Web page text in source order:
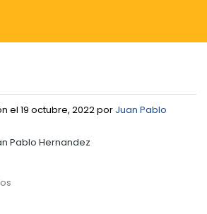
el 19 octubre, 2022 por Juan Pablo
Pablo Hernandez